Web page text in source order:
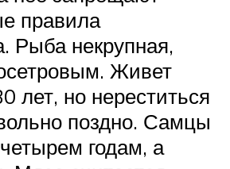
правила
Рыба некрупная,
Живет
лет, но нереститься
поздно. Самцы
годам, а